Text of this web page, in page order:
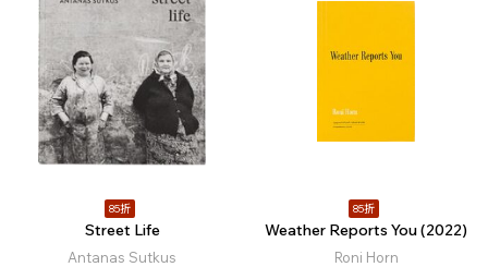
85折
Street Life
Antanas Sutkus
85折
Weather Reports You (2022)
Roni Horn